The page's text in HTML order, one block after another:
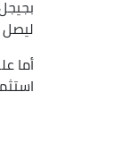
ليصل
استثمار ضخم يقدّر بـ 800